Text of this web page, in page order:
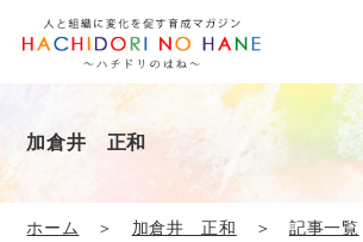
加倉井 正和
ホーム ＞ 加倉井 正和 ＞ 記事一覧